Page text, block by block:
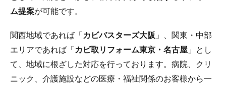
ム提案が可能です。
関西地域であれば「 カビバスターズ大阪 」、関東・中部
エリアであれば「 カビ取リフォーム東京・名古屋 」とし
て、地域に根ざした対応を行っております。病院、クリ
ニック、介護施設などの医療・福祉関係のお客様から一